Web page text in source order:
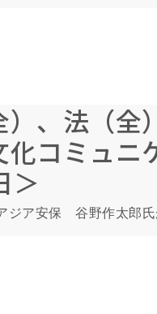
、法（
コミュ
＞
ジア安保 谷野作太郎氏